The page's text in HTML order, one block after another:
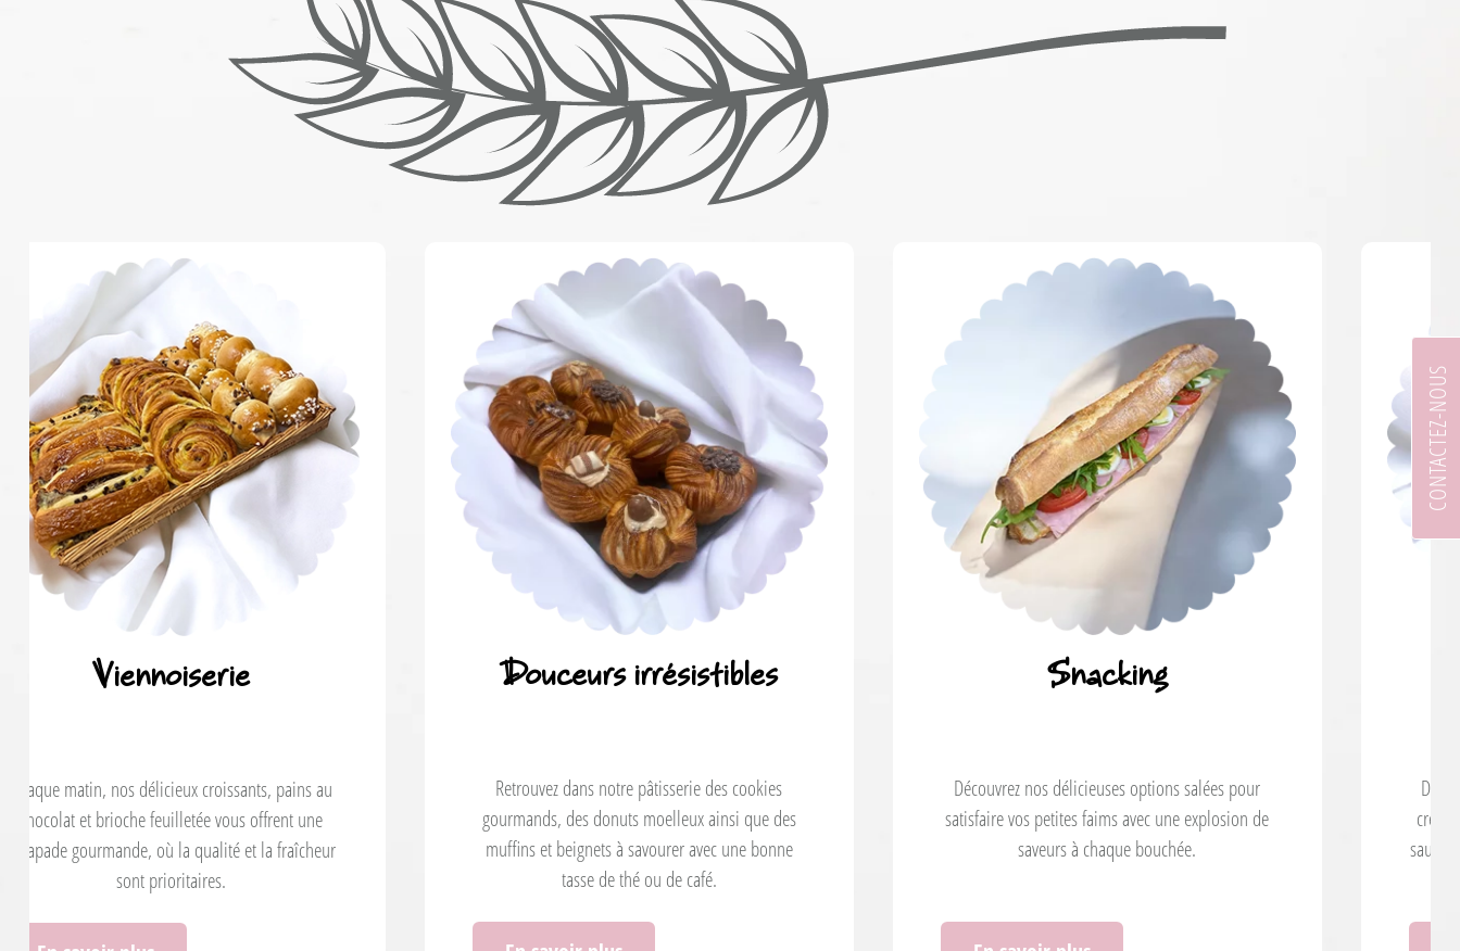
Douceurs irrésistibles
Retrouvez dans notre pâtisserie des cookies
gourmands, des donuts moelleux ainsi que des
muffins et beignets à savourer avec une bonne
tasse de thé ou de café.
Snacking
Découvrez nos délicieuses options salées pour
satisfaire vos petites faims avec une explosion de
saveurs à chaque bouchée.
Des pains classiques évoquant la nostalgie aux
créations spéciales gourmandes, notre sélection
saura satisfaire les amateurs de pain, incluant des
CONTACTEZ-NOUS